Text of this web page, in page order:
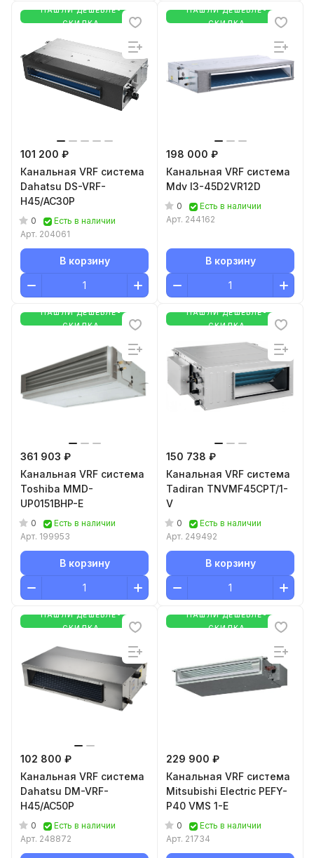
НАШЛИ ДЕШЕВЛЕ-
СКИДКА
101 200 ₽
Канальная VRF система
Dahatsu DS-VRF-
H45/AC30P
0
Есть в наличии
Арт. 204061
В корзину
НАШЛИ ДЕШЕВЛЕ-
СКИДКА
198 000 ₽
Канальная VRF система
Mdv I3-45D2VR12D
0
Есть в наличии
Арт. 244162
В корзину
НАШЛИ ДЕШЕВЛЕ-
СКИДКА
361 903 ₽
Канальная VRF система
Toshiba MMD-
UP0151BHP-E
0
Есть в наличии
Арт. 199953
В корзину
НАШЛИ ДЕШЕВЛЕ-
СКИДКА
150 738 ₽
Канальная VRF система
Tadiran TNVMF45CPT/1-
V
0
Есть в наличии
Арт. 249492
В корзину
НАШЛИ ДЕШЕВЛЕ-
СКИДКА
102 800 ₽
Канальная VRF система
Dahatsu DM-VRF-
H45/AC50P
0
Есть в наличии
Арт. 248872
НАШЛИ ДЕШЕВЛЕ-
СКИДКА
229 900 ₽
Канальная VRF система
Mitsubishi Electric PEFY-
P40 VMS 1-E
0
Есть в наличии
Арт. 21734